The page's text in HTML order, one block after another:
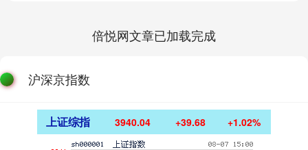
倍悦网文章已加载完成
沪深京指数
上证综指 3940.04 +39.68 +1.02%